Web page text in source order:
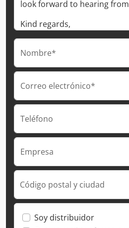
Nombre*
Correo electrónico*
Teléfono
Empresa
Código postal y ciudad
Soy distribuidor